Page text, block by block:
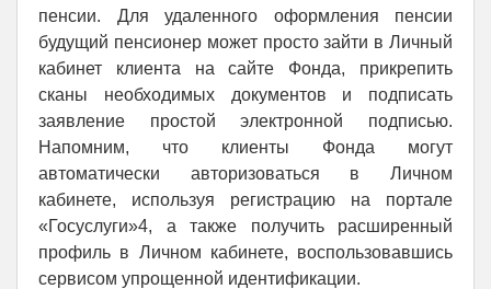
пенсии. Для удаленного оформления пенсии
будущий пенсионер может просто зайти в Личный
кабинет клиента на сайте Фонда, прикрепить
сканы необходимых документов и подписать
заявление простой электронной подписью.
Напомним, что клиенты Фонда могут
автоматически авторизоваться в Личном
кабинете, используя регистрацию на портале
«Госуслуги»4, а также получить расширенный
профиль в Личном кабинете, воспользовавшись
сервисом упрощенной идентификации.